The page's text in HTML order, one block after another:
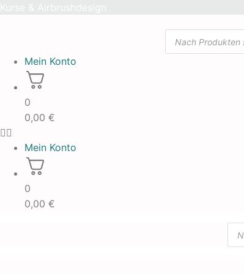
Products
search
Mein Konto
0
0,00 €
Mein Konto
0
0,00 €